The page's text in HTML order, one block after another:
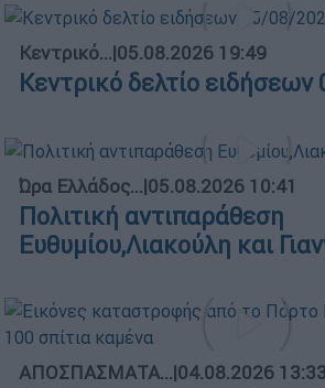
Κεντρικό...|05.08.2026 19:49
Κεντρικό δελτίο
Ώρα Ελλάδος...|05.08.2026 10:41
Πολιτική αντιπαράθεση
Ευθυμίου,Λιακούλη και
ΑΠΟΣΠΑΣΜΑΤΑ...|04.08.2026 13:33